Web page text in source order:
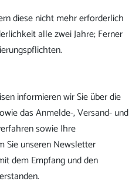
diese nicht mehr erforderlich
alle zwei Jahre; Ferner
informieren wir Sie über die
das Anmelde-, Versand- und
sowie Ihre
Sie unseren Newsletter
dem Empfang und den